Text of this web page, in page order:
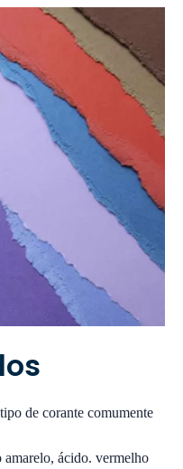
de corante comumente
amarelo, ácido. vermelho